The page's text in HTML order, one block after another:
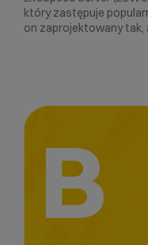
który zastępuje
on zaprojektowany tak,
B